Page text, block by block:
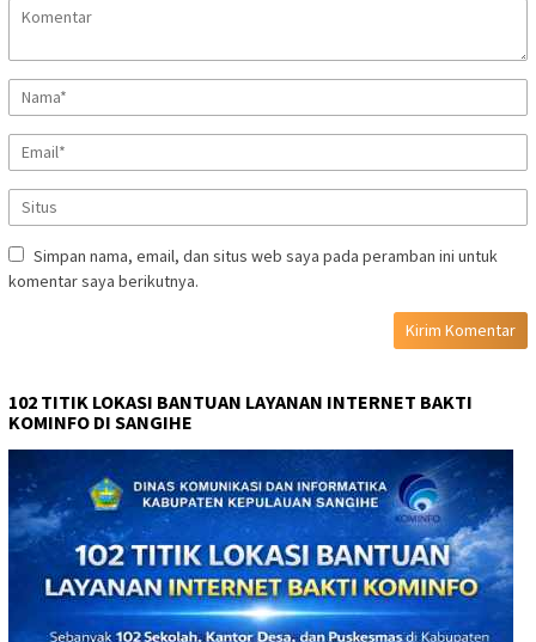
Simpan nama, email, dan situs web saya pada peramban ini untuk
komentar saya berikutnya.
102 TITIK LOKASI BANTUAN LAYANAN INTERNET BAKTI
KOMINFO DI SANGIHE